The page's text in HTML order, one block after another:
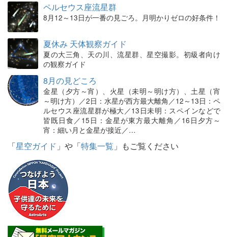
ペルセウス座流星群
8月12～13日が一番の見ごろ。月明かりゼロの好条件！
夏休み 天体観察ガイド
夏の大三角、天の川、流星群、星空撮影。初級者向け
の観察ガイド
8月の見どころ
金星（夕方～宵）、火星（未明～明け方）、土星（宵
～明け方）／2日：水星が西方最大離角／12～13日：ペ
ルセウス座流星群が極大／13日未明：スペインなどで
皆既日食／15日：金星が東方最大離角／16日夕方～
宵：細い月と金星が接近／…
「星空ガイド 」や「特集一覧 」もご覧ください